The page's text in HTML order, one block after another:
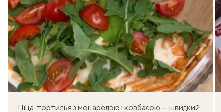
Піца-тортилья з моцарелою і ковбасою — швидкий